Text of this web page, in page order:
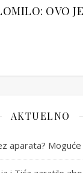
OVO
AKTUELNO
aparata? Moguće